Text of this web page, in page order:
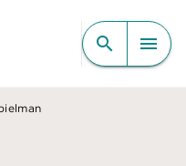
CONTENU
search menu